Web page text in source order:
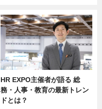
HR EXPO主催者が語る 総
務・人事・教育の最新トレン
ドとは？